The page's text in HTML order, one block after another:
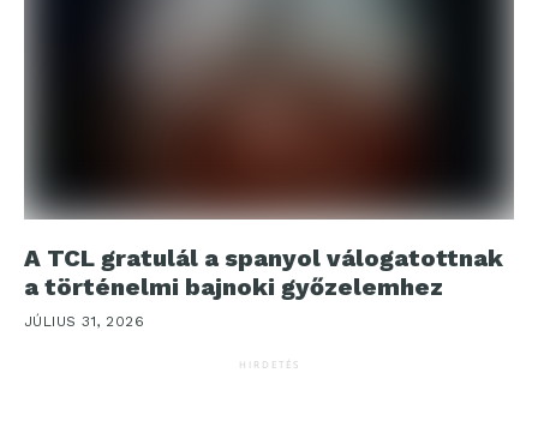
A TCL gratulál a spanyol válogatottnak
a történelmi bajnoki győzelemhez
JÚLIUS 31, 2026
HIRDETÉS